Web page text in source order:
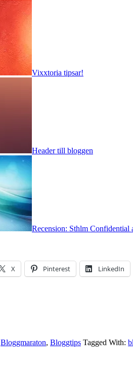
Vixxtoria tipsar!
Header till bloggen
Recension: Sthlm Confidential
X Pinterest LinkedIn
Bloggmaraton, Bloggtips Tagged With: